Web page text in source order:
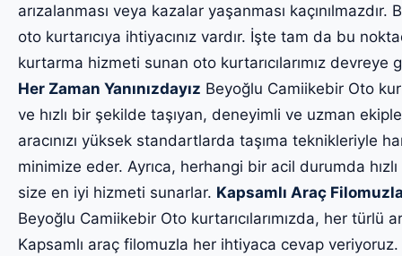
arızalanması veya kazalar yaşanması
oto kurtarıcıya ihtiyacınız vardır. İşte tam da bu
kurtarma hizmeti sunan oto kurtarıcılarımız devreye
Her Zaman Yanınızdayız Beyoğlu Camiikebir Oto
ve hızlı bir şekilde taşıyan, deneyimli ve uzman
aracınızı yüksek standartlarda taşıma teknikleriyle
minimize eder. Ayrıca, herhangi bir acil durumda
size en iyi hizmeti sunarlar. Kapsamlı Araç
Beyoğlu Camiikebir Oto kurtarıcılarımızda, her türlü
Kapsamlı araç filomuzla her ihtiyaca cevap